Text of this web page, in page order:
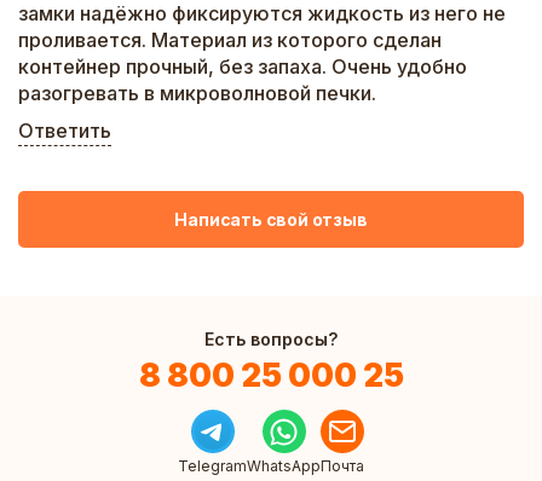
замки надёжно фиксируются жидкость из него не
проливается. Материал из которого сделан
контейнер прочный, без запаха. Очень удобно
разогревать в микроволновой печки.
Ответить
Написать свой отзыв
Есть вопросы?
8 800 25 000 25
TelegramWhatsAppПочта